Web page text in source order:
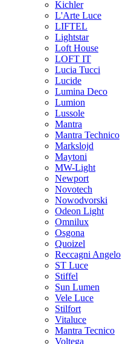
Kichler
L'Arte Luce
LIFTEL
Lightstar
Loft House
LOFT IT
Lucia Tucci
Lucide
Lumina Deco
Lumion
Lussole
Mantra
Mantra Technico
Markslojd
Maytoni
MW-Light
Newport
Novotech
Nowodvorski
Odeon Light
Omnilux
Osgona
Quoizel
Reccagni Angelo
ST Luce
Stiffel
Sun Lumen
Vele Luce
Stilfort
Vitaluce
Mantra Tecnico
Voltega